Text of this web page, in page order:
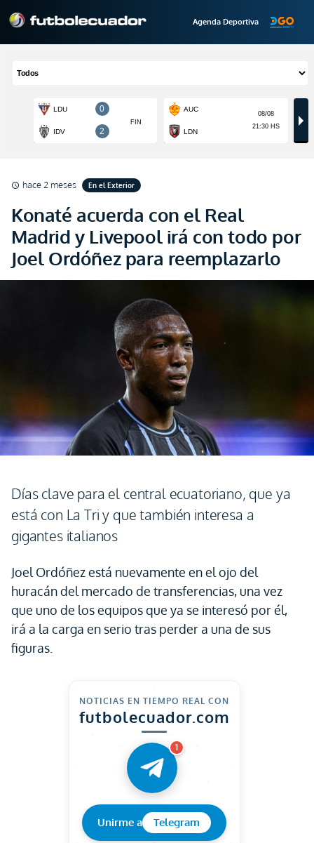
Agenda Deportiva
schedule hace 2 meses En el Exterior
Konaté acuerda con el Real
Madrid y Livepool irá con todo por
Joel Ordóñez para reemplazarlo
Días clave para el central ecuatoriano, que ya
está con La Tri y que también interesa a
gigantes italianos
Joel Ordóñez está nuevamente en el ojo del
huracán del mercado de transferencias, una vez
que uno de los equipos que ya se interesó por él,
irá a la carga en serio tras perder a una de sus
figuras.
NOTICIAS EN TIEMPO REAL CON
futbolecuador.com
1
Unirme a Telegram